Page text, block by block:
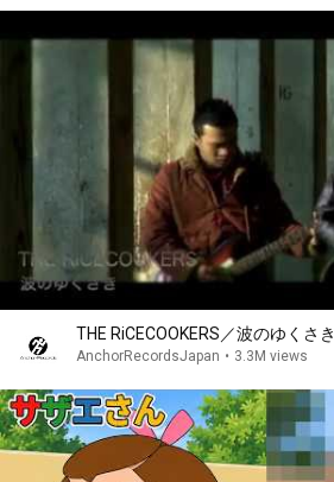
THE RiCECOOKERS／波のゆくさき
AnchorRecordsJapan • 3.3M views